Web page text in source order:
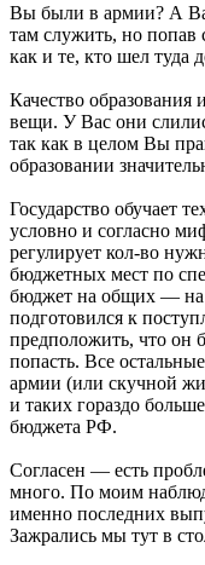
Вы были в армии? А
там служить, но попав
как и те, кто шел туда
Качество
вещи. У Вас они
так как в целом Вы
образовании
Государство обучает
условно и согласно
регулирует кол-во
бюджетных мест по
бюджет на общих — на
подготовился к
предположить, что он
попасть. Все
армии (или скучной
и таких гораздо
бюджета РФ.
Согласен — есть
много. По моим
именно последних
Зажрались мы тут в